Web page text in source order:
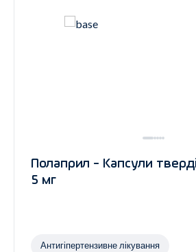
Полаприл - Капсули
5 мг
Антигіпертензивне лікування